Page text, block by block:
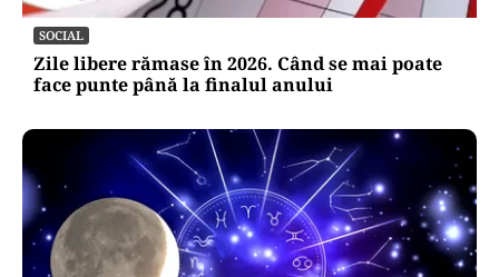
SOCIAL
Zile libere rămase în 2026. Când se mai poate
face punte până la finalul anului